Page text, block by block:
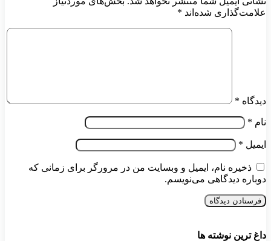
علامت‌گذاری شده‌اند *
دیدگاه *
نام *
ایمیل *
ذخیره نام، ایمیل و وبسایت من در مرورگر برای زمانی که
دوباره دیدگاهی می‌نویسم.
داغ ترین نوشته ها